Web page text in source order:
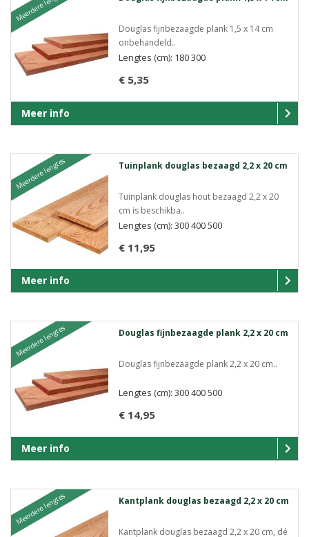
Douglas fijnbezaagde plank 1,5 x 14 cm
onbehandeld..
€ 5,35
Lengtes (cm): 180 300
Meer info
Meerdere lengtes Tuinplank douglas bezaagd 2,2 x 20 cm
Tuinplank douglas hout bezaagd 2,2 x 20
cm is beschikba..
€ 11,95
Lengtes (cm): 300 400 500
Meer info
Meerdere lengtes Douglas fijnbezaagde plank 2,2 x 20 cm
Douglas fijnbezaagde plank 2,2 x 20 cm..
€ 14,95
Lengtes (cm): 300 400 500
Meer info
Meerdere lengtes Kantplank douglas bezaagd 2,2 x 20 cm
Kantplank douglas bezaagd 2,2 x 20 cm, dé